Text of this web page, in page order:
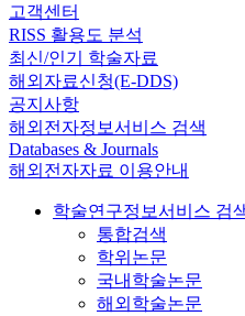
고객센터
RISS 활용도 분석
최신/인기 학술자료
해외자료신청(E-DDS)
공지사항
해외전자정보서비스 검색
Databases & Journals
해외전자자료 이용안내
학술연구정보서비스 검
통합검색
학위논문
국내학술논문
해외학술논문